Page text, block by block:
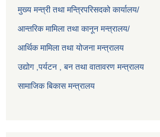
मुख्य मन्त्री तथा मन्त्रिपरिसदको कार्यालय/
आन्तरिक मामिला तथा कानून मन्त्रालय/
आर्थिक मामिला तथा योजना मन्त्रालय
उद्योग ,पर्यटन , बन तथा वातावरण मन्त्रालय
सामाजिक बिकास मन्त्रालय